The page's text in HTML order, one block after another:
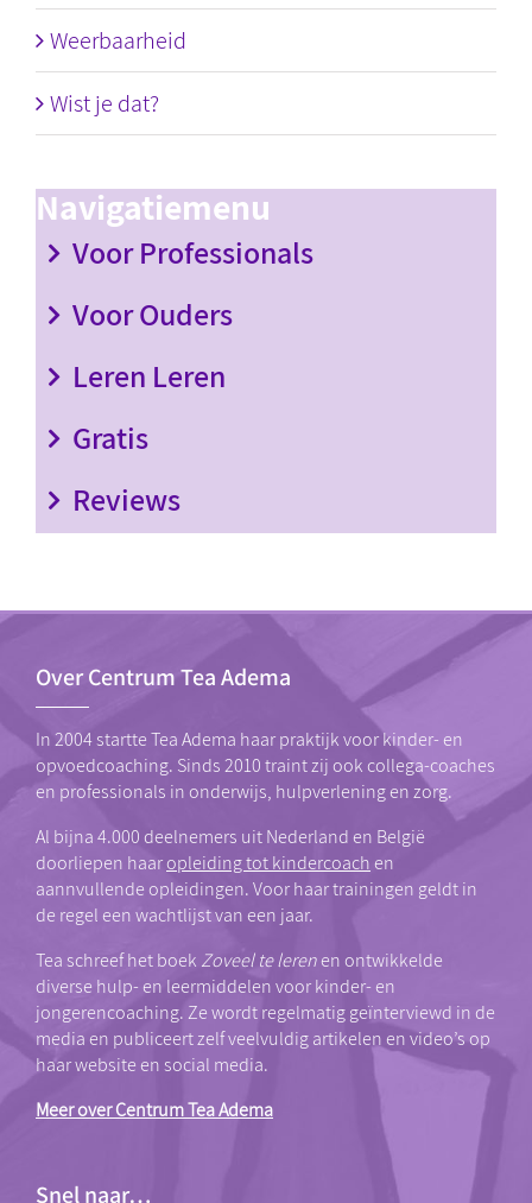
Weerbaarheid
Wist je dat?
Navigatiemenu
Voor Professionals
Voor Ouders
Leren Leren
Gratis
Reviews
Over Centrum Tea Adema
In 2004 startte Tea Adema haar praktijk voor kinder- en
opvoedcoaching. Sinds 2010 traint zij ook collega-coaches
en professionals in onderwijs, hulpverlening en zorg.
Al bijna 4.000 deelnemers uit Nederland en België
doorliepen haaropleiding tot kindercoachen
aannvullende opleidingen. Voor haar trainingen geldt in
de regel een wachtlijst van een jaar.
Tea schreef het boek Zoveel te lerenen ontwikkelde
diverse hulp- en leermiddelen voor kinder- en
jongerencoaching. Ze wordt regelmatig geïnterviewd in de
media en publiceert zelf veelvuldig artikelen en video’s op
haar website en social media.
Meer over Centrum Tea Adema
Snel naar…